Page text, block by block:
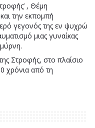
, Θέμη
την εκπομπή
γεγονός της εν ψυχρώ
μιας γυναίκας
Στροφής, στο πλαίσιο
χρόνια από τη